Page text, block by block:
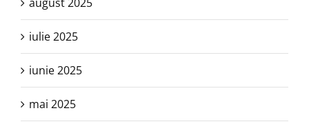
iulie 2025
iunie 2025
mai 2025